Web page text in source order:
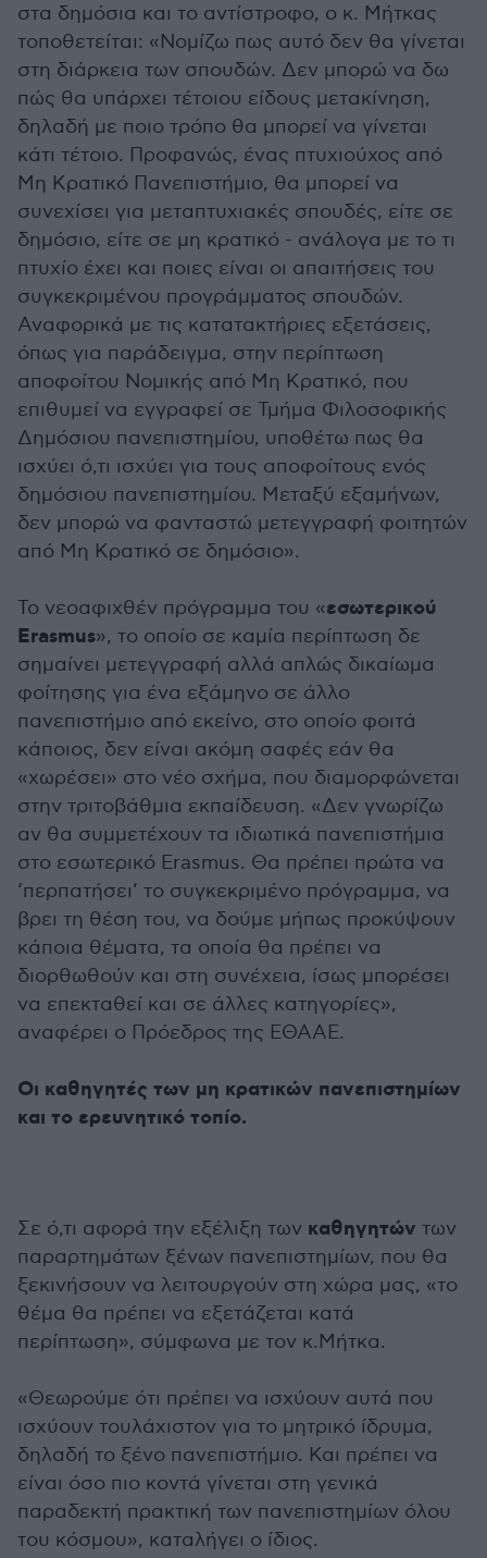
στα δημόσια και το αντίστροφο, ο κ. Μήτκας
τοποθετείται: «Νομίζω πως αυτό δεν θα γίνεται
στη διάρκεια των σπουδών. Δεν μπορώ να δω
πώς θα υπάρχει τέτοιου είδους μετακίνηση,
δηλαδή με ποιο τρόπο θα μπορεί να γίνεται
κάτι τέτοιο. Προφανώς, ένας πτυχιούχος από
Μη Κρατικό Πανεπιστήμιο, θα μπορεί να
συνεχίσει για μεταπτυχιακές σπουδές, είτε σε
δημόσιο, είτε σε μη κρατικό - ανάλογα με το τι
πτυχίο έχει και ποιες είναι οι απαιτήσεις του
συγκεκριμένου προγράμματος σπουδών.
Αναφορικά με τις κατατακτήριες εξετάσεις,
όπως για παράδειγμα, στην περίπτωση
αποφοίτου Νομικής από Μη Κρατικό, που
επιθυμεί να εγγραφεί σε Τμήμα Φιλοσοφικής
Δημόσιου πανεπιστημίου, υποθέτω πως θα
ισχύει ό,τι ισχύει για τους αποφοίτους ενός
δημόσιου πανεπιστημίου. Μεταξύ εξαμήνων,
δεν μπορώ να φανταστώ μετεγγραφή φοιτητών
από Μη Κρατικό σε δημόσιο».
Το νεοαφιχθέν πρόγραμμα του «εσωτερικού
Erasmus», το οποίο σε καμία περίπτωση δε
σημαίνει μετεγγραφή αλλά απλώς δικαίωμα
φοίτησης για ένα εξάμηνο σε άλλο
πανεπιστήμιο από εκείνο, στο οποίο φοιτά
κάποιος, δεν είναι ακόμη σαφές εάν θα
«χωρέσει» στο νέο σχήμα, που διαμορφώνεται
στην τριτοβάθμια εκπαίδευση. «Δεν γνωρίζω
αν θα συμμετέχουν τα ιδιωτικά πανεπιστήμια
στο εσωτερικό Erasmus. Θα πρέπει πρώτα να
‘περπατήσει’ το συγκεκριμένο πρόγραμμα, να
βρει τη θέση του, να δούμε μήπως προκύψουν
κάποια θέματα, τα οποία θα πρέπει να
διορθωθούν και στη συνέχεια, ίσως μπορέσει
να επεκταθεί και σε άλλες κατηγορίες»,
αναφέρει ο Πρόεδρος της ΕΘΑΑΕ.
Οι καθηγητές των μη κρατικών πανεπιστημίων
και το ερευνητικό τοπίο.
Σε ό,τι αφορά την εξέλιξη των καθηγητών των
παραρτημάτων ξένων πανεπιστημίων, που θα
ξεκινήσουν να λειτουργούν στη χώρα μας, «το
θέμα θα πρέπει να εξετάζεται κατά
περίπτωση», σύμφωνα με τον κ.Μήτκα.
«Θεωρούμε ότι πρέπει να ισχύουν αυτά που
ισχύουν τουλάχιστον για το μητρικό ίδρυμα,
δηλαδή το ξένο πανεπιστήμιο. Και πρέπει να
είναι όσο πιο κοντά γίνεται στη γενικά
παραδεκτή πρακτική των πανεπιστημίων όλου
του κόσμου», καταλήγει ο ίδιος.